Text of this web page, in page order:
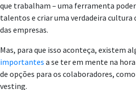
que trabalham – uma ferramenta
talentos e criar uma verdadeira cultura
das empresas.
Mas, para que isso aconteça, existem
importantes a se ter em mente na
de opções para os colaboradores, como
vesting.